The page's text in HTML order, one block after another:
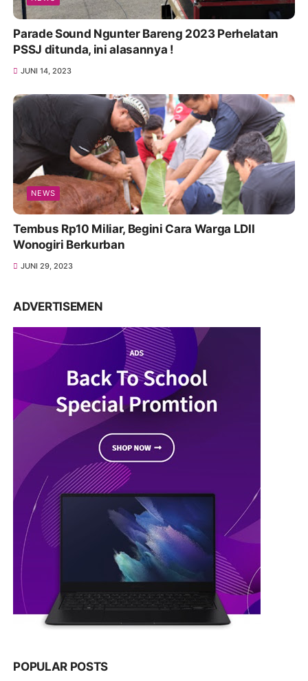
Parade Sound Ngunter Bareng 2023 Perhelatan
PSSJ ditunda, ini alasannya !
JUNI 14, 2023
NEWS
Tembus Rp10 Miliar, Begini Cara Warga LDII
Wonogiri Berkurban
JUNI 29, 2023
ADVERTISEMEN
POPULAR POSTS